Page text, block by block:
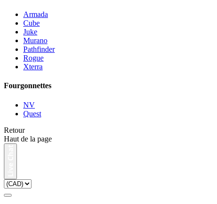
Armada
Cube
Juke
Murano
Pathfinder
Rogue
Xterra
Fourgonnettes
NV
Quest
Retour
Haut de la page